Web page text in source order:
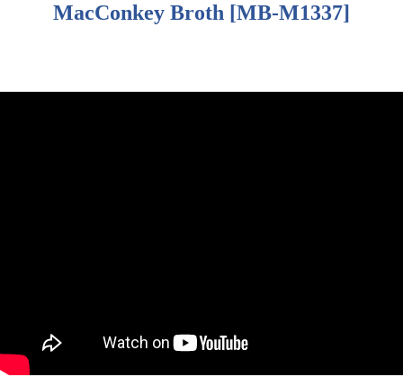
MacConkey Broth [MB-M1337]